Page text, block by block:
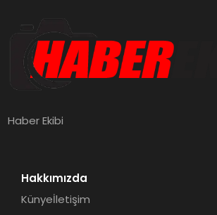
Haber Ekibi
Hakkımızda
Künyeİletişim